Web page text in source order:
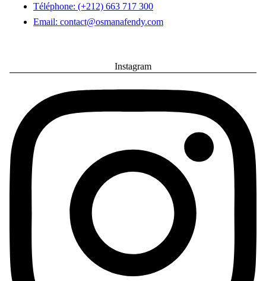
Téléphone: (+212) 663 717 300
Email: contact@osmanafendy.com
Instagram